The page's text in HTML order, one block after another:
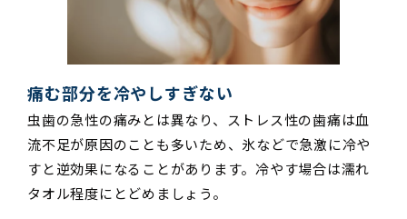
痛む部分を冷やしすぎない
虫歯の急性の痛みとは異なり、ストレス性の歯痛は血
流不足が原因のことも多いため、氷などで急激に冷や
すと逆効果になることがあります。冷やす場合は濡れ
タオル程度にとどめましょう。